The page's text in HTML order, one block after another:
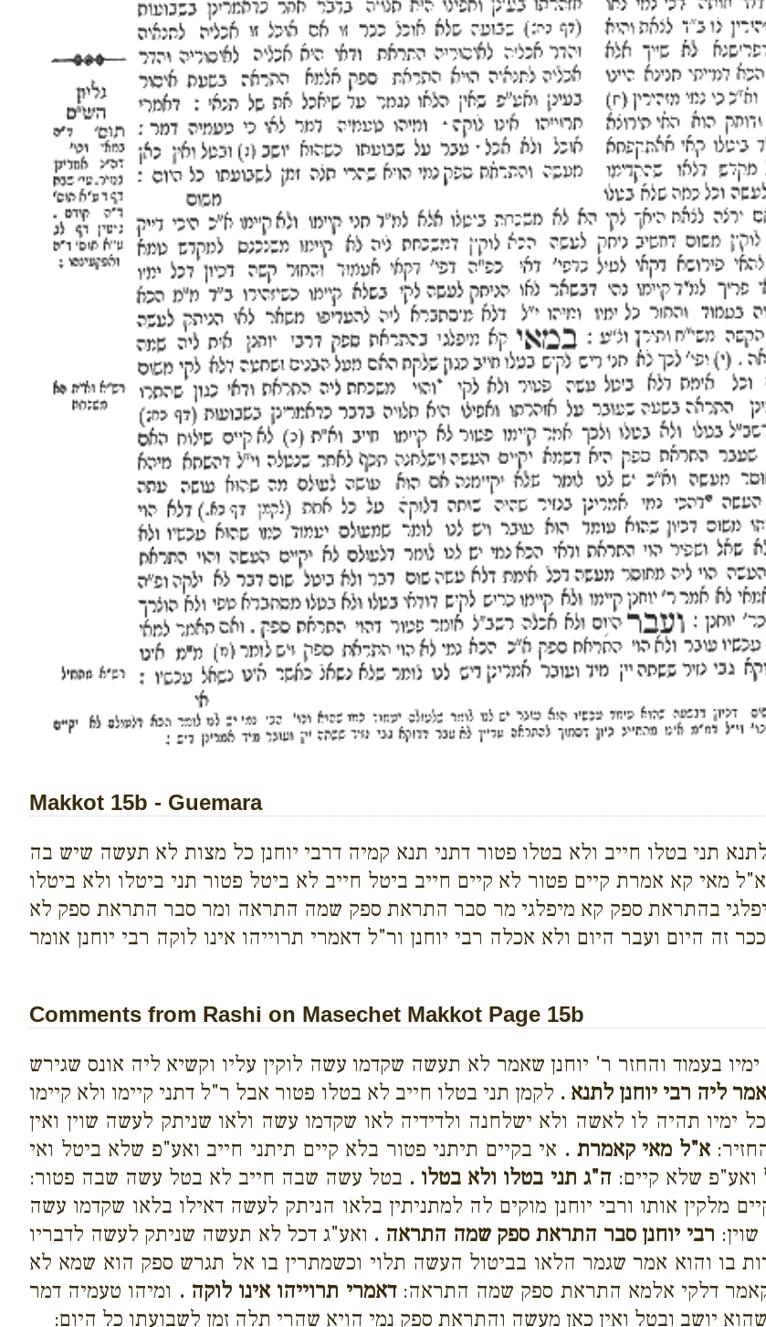
Makkot 15b - Guemara
תני בטלו חייב ולא בטלו פטור דתני תנא קמיה דרבי יוחנן כל מצות לא תעשה שיש בה
קא אמרת קיים פטור לא קיים חייב ביטל חייב לא ביטל פטור תני ביטלו ולא ביטלו
מיפלגי בהתראת ספק קא מיפלגי מר סבר התראת ספק שמה התראה ומר סבר התראת ספק לא
היום ועבר היום ולא אכלה רבי יוחנן ור"ל דאמרי תרוייהו אינו לוקה רבי יוחנן אומר
Comments from Rashi on Masechet Makkot Page 15b
בעמוד והחזר ר' יוחנן שאמר לא תעשה שקדמו עשה לוקין עליו וקשיא ליה אונס שגירש
ליה רבי יוחנן לתנא . לקמן תני בטלו חייב לא בטלו פטור אבל ר"ל דתני קיימו ולא קיימו
ימיו תהיה לו לאשה ולא ישלחנה ולדידיה לאו שקדמו עשה ולאו שניתק לעשה שוין ואין
א"ל מאי קאמרת . אי בקיים תיתני פטור בלא קיים תיתני חייב ואע"פ שלא ביטל ואי
ואע"פ שלא קיים: ה"ג תני בטלו ולא בטלו . בטל עשה שבה חייב לא בטל עשה שבה פטור:
מלקין אותו ורבי יוחנן מוקים לה למתניתין בלאו הניתק לעשה דאילו בלאו שקדמו עשה
רבי יוחנן סבר התראת ספק שמה התראה . ואע"ג דכל לא תעשה שניתק לעשה לדבריו
בו והוא אמר שגמר הלאו בביטול העשה תלוי וכשמתרין בו אל תגרש ספק הוא שמא לא
קאמר דלקי אלמא התראת ספק שמה התראה:דאמרי תרוייהו אינו לוקה . ומיהו טעמיה דמר
יושב ובטל ואין כאן מעשה והתראת ספק נמי הויא שהרי תלה זמן לשבועתו כל היום: